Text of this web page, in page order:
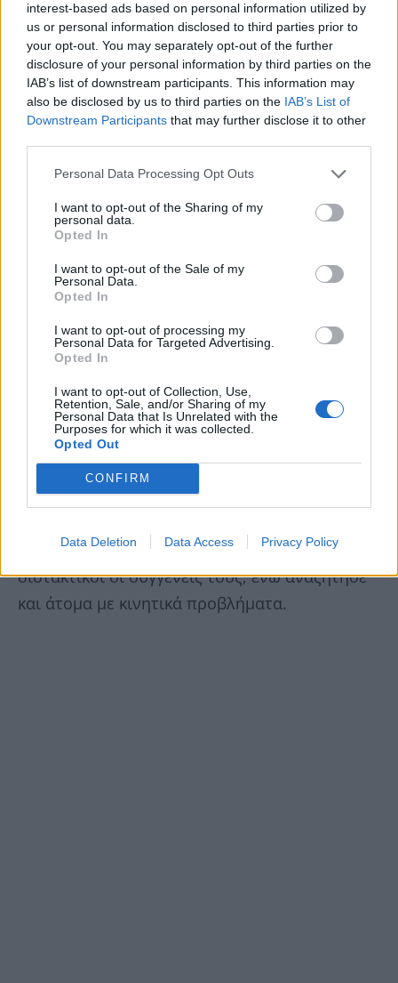
interest-based ads based on personal information utilized by
us or personal information disclosed to third parties prior to
your opt-out. You may separately opt-out of the further
disclosure of your personal information by third parties on the
IAB’s list of downstream participants. This information may
also be disclosed by us to third parties on the IAB’s List of
Downstream Participants that may further disclose it to other
Personal Data Processing Opt Outs
I want to opt-out of the Sharing of my
personal data.
Opted In
I want to opt-out of the Sale of my
Personal Data.
Opted In
I want to opt-out of processing my
Personal Data for Targeted Advertising.
Opted In
I want to opt-out of Collection, Use,
Retention, Sale, and/or Sharing of my
Personal Data that Is Unrelated with the
Purposes for which it was collected.
Opted Out
CONFIRM
Data Deletion Data Access Privacy Policy
«Οι άνθρωποι με προβλήματα ακοής, εκτός
από τα καθημερινά προβλήματα που
αντιμετωπίζουν, έχουν τεράστιο ζήτημα με την
εύρεση εργασίας. Έντεκα άτομα έχουν περάσει,
τώρα είναι τρεις και περιμένω άλλους δυο την
καλοκαιρινή σεζόν», αναφέρει ο κ. Γιάντσης,
άτομα με σύνδρομο Down, ωστόσο είναι
διστακτικοί οι συγγενείς τους, ενώ αναζήτησε
και άτομα με κινητικά προβλήματα.